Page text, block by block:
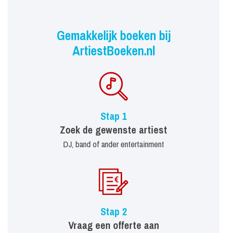
Gemakkelijk boeken bij
ArtiestBoeken.nl
Stap 1
Zoek de gewenste artiest
DJ, band of ander entertainment
Stap 2
Vraag een offerte aan